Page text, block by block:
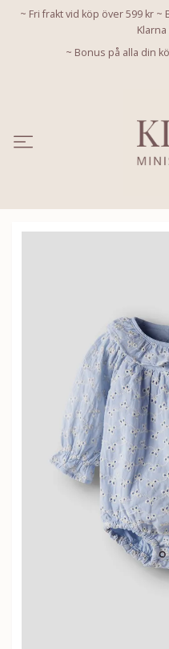
~ Fri frakt vid köp över 599 kr
~ Bonus på alla din